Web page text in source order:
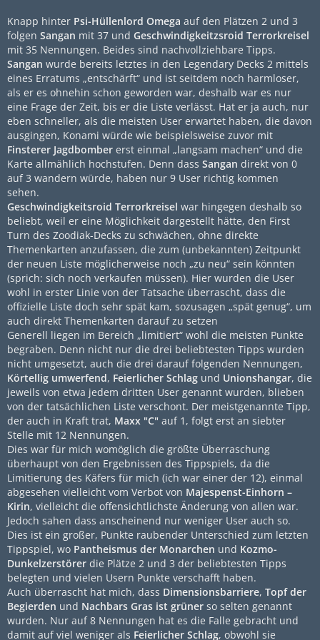
Knapp hinter Psi-Hüllenlord Omega auf den Plätzen 2 und 3
folgen Sangan mit 37 und Geschwindigkeitzsroid Terrorkreisel
mit 35 Nennungen. Beides sind nachvollziehbare Tipps.
Sangan wurde bereits letztes in den Legendary Decks 2 mittels
eines Erratums „entschärft“ und ist seitdem noch harmloser,
als er es ohnehin schon geworden war, deshalb war es nur
eine Frage der Zeit, bis er die Liste verlässt. Hat er ja auch, nur
eben schneller, als die meisten User erwartet haben, die davon
ausgingen, Konami würde wie beispielsweise zuvor mit
Finsterer Jagdbomber erst einmal „langsam machen“ und die
Karte allmählich hochstufen. Denn dass Sangan direkt von 0
auf 3 wandern würde, haben nur 9 User richtig kommen
sehen.
Geschwindigkeitsroid Terrorkreisel war hingegen deshalb so
beliebt, weil er eine Möglichkeit dargestellt hätte, den First
Turn des Zoodiak-Decks zu schwächen, ohne direkte
Themenkarten anzufassen, die zum (unbekannten) Zeitpunkt
der neuen Liste möglicherweise noch „zu neu“ sein könnten
(sprich: sich noch verkaufen müssen). Hier wurden die User
wohl in erster Linie von der Tatsache überrascht, dass die
offizielle Liste doch sehr spät kam, sozusagen „spät genug“, um
auch direkt Themenkarten darauf zu setzen
Generell liegen im Bereich „limitiert“ wohl die meisten Punkte
begraben. Denn nicht nur die drei beliebtesten Tipps wurden
nicht umgesetzt, auch die drei darauf folgenden Nennungen,
Körtellig umwerfend, Feierlicher Schlag und Unionshangar, die
jeweils von etwa jedem dritten User genannt wurden, blieben
von der tatsächlichen Liste verschont. Der meistgenannte Tipp,
der auch in Kraft trat, Maxx "C" auf 1, folgt erst an siebter
Stelle mit 12 Nennungen.
Dies war für mich womöglich die größte Überraschung
überhaupt von den Ergebnissen des Tippspiels, da die
Limitierung des Käfers für mich (ich war einer der 12), einmal
abgesehen vielleicht vom Verbot von Majespenst-Einhorn –
Kirin, vielleicht die offensichtlichste Änderung von allen war.
Jedoch sahen dass anscheinend nur weniger User auch so.
Dies ist ein großer, Punkte raubender Unterschied zum letzten
Tippspiel, wo Pantheismus der Monarchen und Kozmo-
Dunkelzerstörer die Plätze 2 und 3 der beliebtesten Tipps
belegten und vielen Usern Punkte verschafft haben.
Auch überrascht hat mich, dass Dimensionsbarriere, Topf der
Begierden und Nachbars Gras ist grüner so selten genannt
wurden. Nur auf 8 Nennungen hat es die Falle gebracht und
damit auf viel weniger als Feierlicher Schlag, obwohl sie